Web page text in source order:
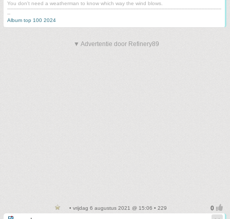
You don't need a weatherman to know which way the wind blows.
-------------------------------------------------------------------------------------------------------------------------------------------
--
Album top 100 2024
▼ Advertentie door Refinery89
• vrijdag 6 augustus 2021 @ 15:06 • 229